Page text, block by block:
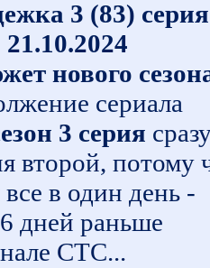
3 (83) серия
нового
сериала
3 серия
второй, потому
в один день -
дней раньше
СТС...